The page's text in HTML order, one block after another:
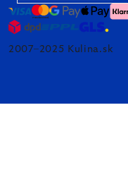
2007–2025 Kulina.sk